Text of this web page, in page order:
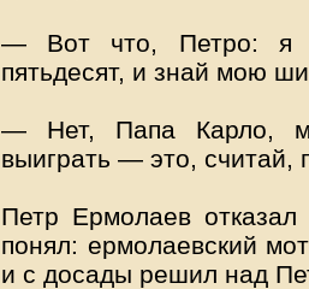
— Вот что, Петро: я
пятьдесят, и знай мою
— Нет, Папа Карло,
выиграть — это, считай,
Петр Ермолаев
понял: ермолаевский
и с досады решил над